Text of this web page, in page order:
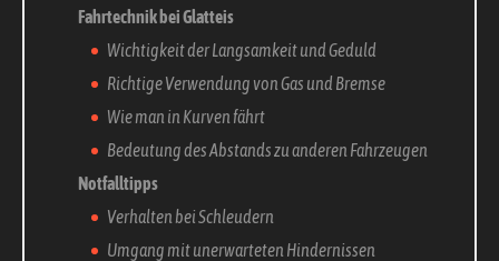
Fahrtechnik bei Glatteis
Wichtigkeit der Langsamkeit und Geduld
Richtige Verwendung von Gas und Bremse
Wie man in Kurven fährt
Bedeutung des Abstands zu anderen Fahrzeugen
Notfalltipps
Verhalten bei Schleudern
Umgang mit unerwarteten Hindernissen